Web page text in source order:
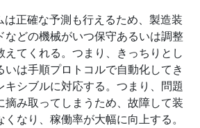
は正確な予測も行えるため、製造装
などの機械がいつ保守あるいは調整
えてくれる。つまり、きっちりとし
いは手順プロトコルで自動化してき
キシブルに対応する。つまり、問題
摘み取ってしまうため、故障して装
なり、稼働率が大幅に向上する。